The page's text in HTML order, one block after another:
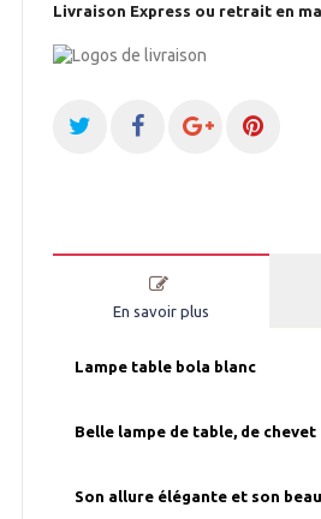
Livraison Express ou retrait en
En savoir plus
Lampe table bola blanc
Belle lampe de table, de
Son allure élégante et son